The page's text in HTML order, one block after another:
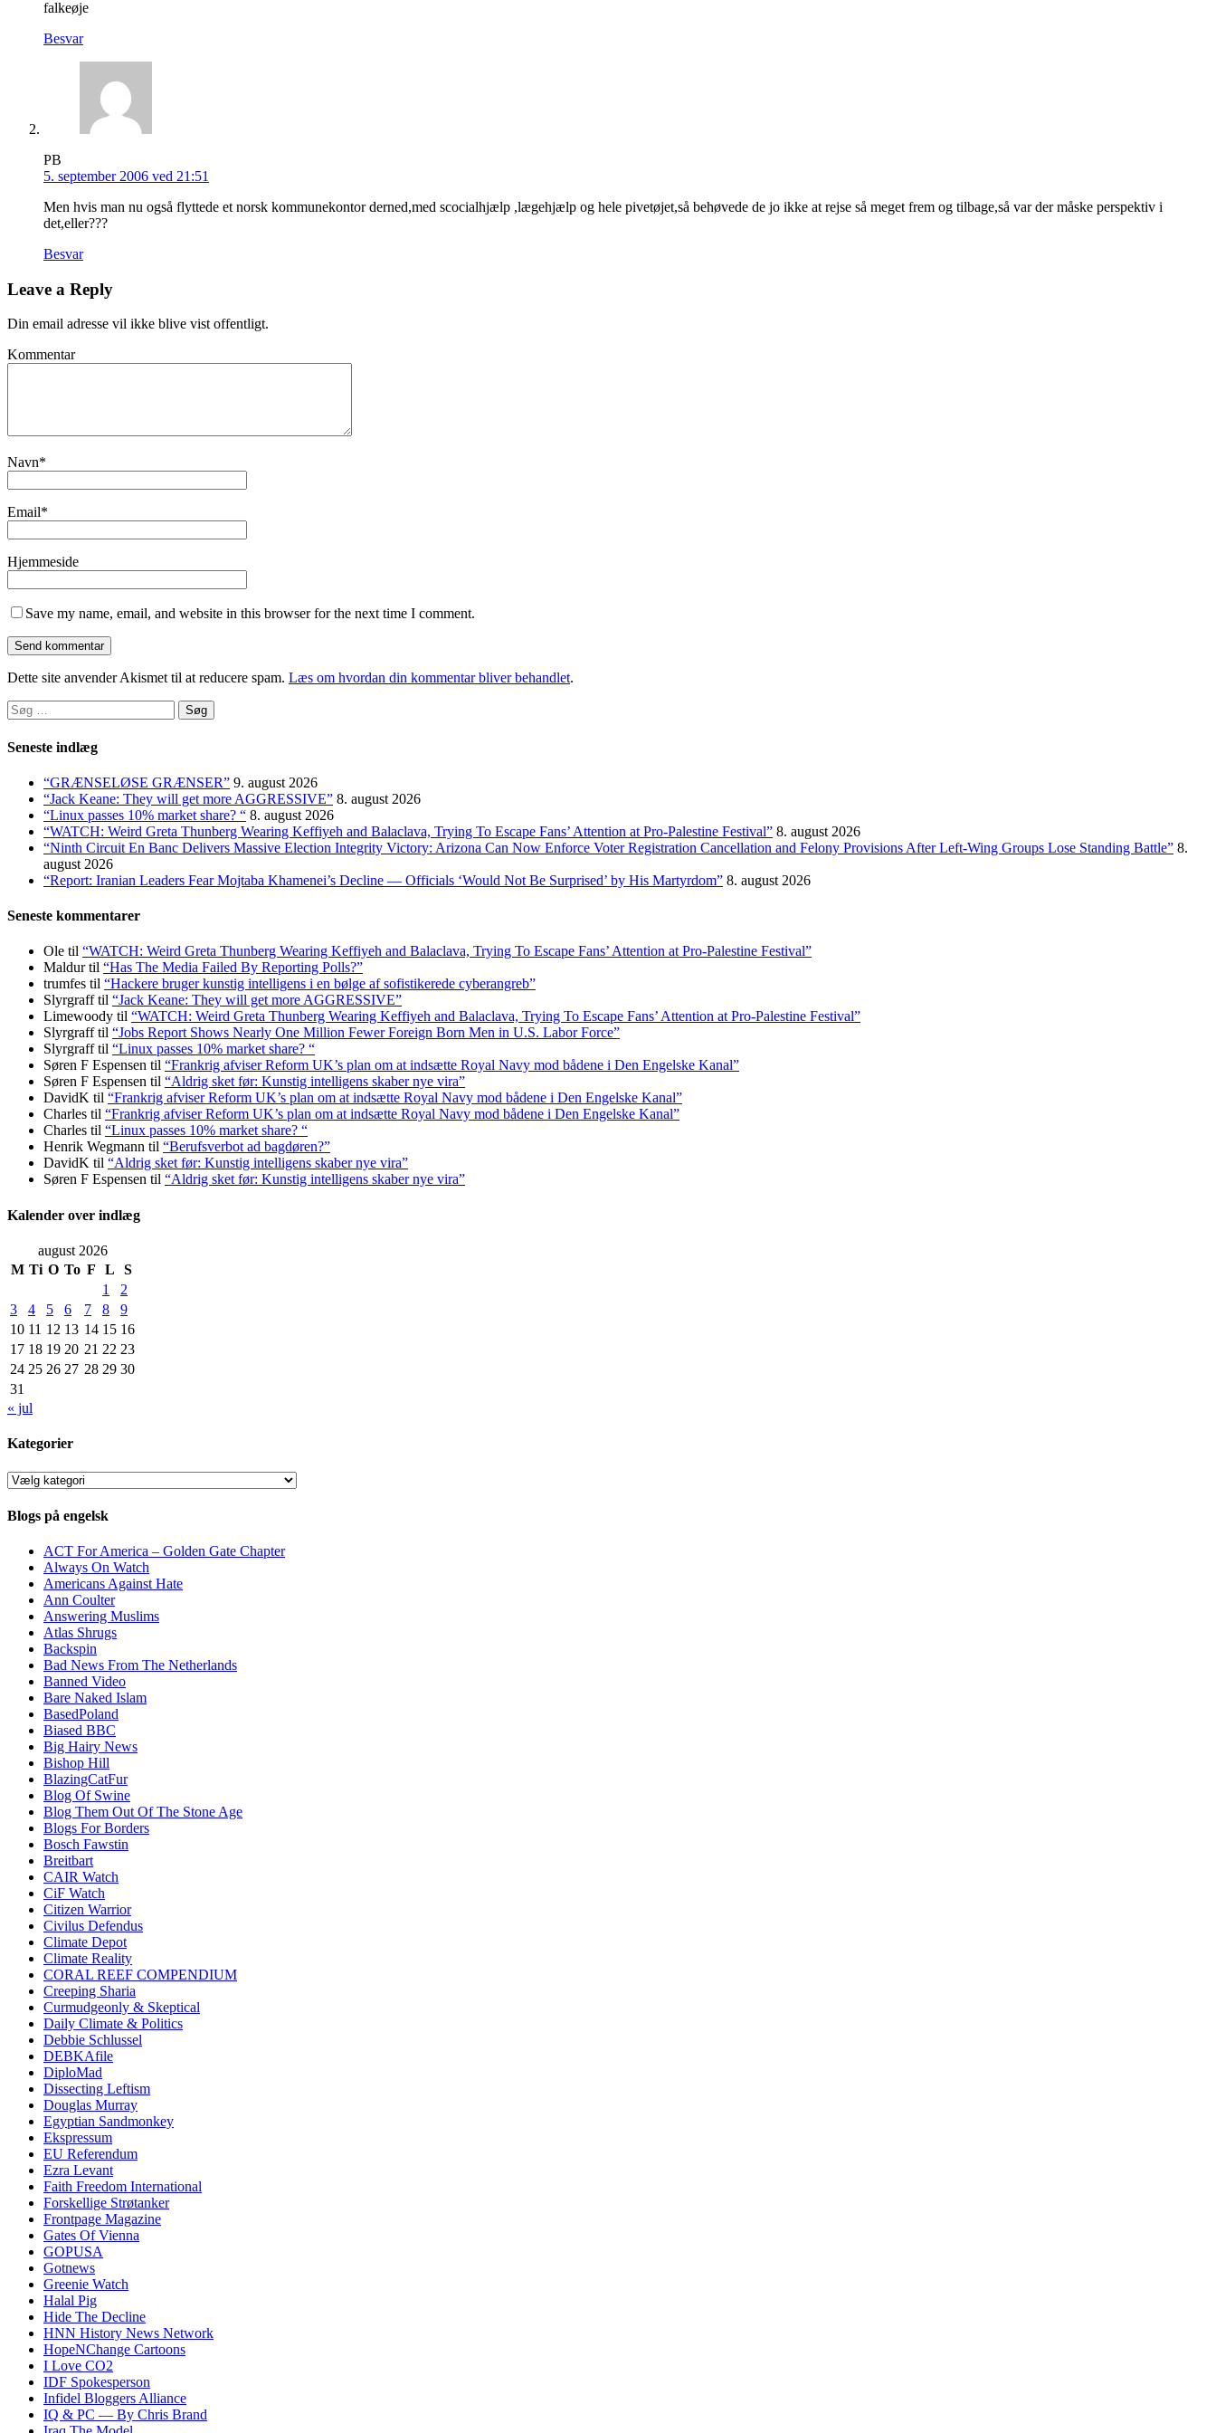
falkeøje
Besvar
PB
5. september 2006 ved 21:51
Men hvis man nu også flyttede et norsk kommunekontor derned,med scocialhjælp ,lægehjælp og hele pivetøjet,så behøvede de jo ikke at rejse så meget frem og tilbage,så var der måske perspektiv i
det,eller???
Besvar
Leave a Reply
Din email adresse vil ikke blive vist offentligt.
Kommentar
Navn*
Email*
Hjemmeside
Save my name, email, and website in this browser for the next time I comment.
Dette site anvender Akismet til at reducere spam. Læs om hvordan din kommentar bliver behandlet.
Søg
efter:
Seneste indlæg
“GRÆNSELØSE GRÆNSER” 9. august 2026
“Jack Keane: They will get more AGGRESSIVE” 8. august 2026
“Linux passes 10% market share? “ 8. august 2026
“WATCH: Weird Greta Thunberg Wearing Keffiyeh and Balaclava, Trying To Escape Fans’ Attention at Pro-Palestine Festival” 8. august 2026
“Ninth Circuit En Banc Delivers Massive Election Integrity Victory: Arizona Can Now Enforce Voter Registration Cancellation and Felony Provisions After Left-Wing Groups Lose Standing Battle” 8.
august 2026
“Report: Iranian Leaders Fear Mojtaba Khamenei’s Decline — Officials ‘Would Not Be Surprised’ by His Martyrdom” 8. august 2026
Seneste kommentarer
Ole til “WATCH: Weird Greta Thunberg Wearing Keffiyeh and Balaclava, Trying To Escape Fans’ Attention at Pro-Palestine Festival”
Maldurtil “Has The Media Failed By Reporting Polls?”
trumfes til “Hackere bruger kunstig intelligens i en bølge af sofistikerede cyberangreb”
Slyrgrafftil “Jack Keane: They will get more AGGRESSIVE”
Limewoody til “WATCH: Weird Greta Thunberg Wearing Keffiyeh and Balaclava, Trying To Escape Fans’ Attention at Pro-Palestine Festival”
Slyrgrafftil “Jobs Report Shows Nearly One Million Fewer Foreign Born Men in U.S. Labor Force”
Slyrgrafftil “Linux passes 10% market share? “
Søren F Espensen til “Frankrig afviser Reform UK’s plan om at indsætte Royal Navy mod bådene i Den Engelske Kanal”
Søren F Espensen til “Aldrig sket før: Kunstig intelligens skaber nye vira”
DavidK til “Frankrig afviser Reform UK’s plan om at indsætte Royal Navy mod bådene i Den Engelske Kanal”
Charles til “Frankrig afviser Reform UK’s plan om at indsætte Royal Navy mod bådene i Den Engelske Kanal”
Charles til “Linux passes 10% market share? “
Henrik Wegmann til “Berufsverbot ad bagdøren?”
DavidK til “Aldrig sket før: Kunstig intelligens skaber nye vira”
Søren F Espensen til “Aldrig sket før: Kunstig intelligens skaber nye vira”
Kalender over indlæg
august 2026
M Ti O To F L
S
1
2
3
4 5 6 7 8
9
10 11 12 13 14 15 16
17 18 19 20 21 22 23
24 25 26 27 28 29 30
31
« jul
Kategorier
Kategorier
Blogs på engelsk
ACT For America – Golden Gate Chapter
Always On Watch
Americans Against Hate
Ann Coulter
Answering Muslims
Atlas Shrugs
Backspin
Bad News From The Netherlands
Banned Video
Bare Naked Islam
BasedPoland
Biased BBC
Big Hairy News
Bishop Hill
BlazingCatFur
Blog Of Swine
Blog Them Out Of The Stone Age
Blogs For Borders
Bosch Fawstin
Breitbart
CAIR Watch
CiF Watch
Citizen Warrior
Civilus Defendus
Climate Depot
Climate Reality
CORAL REEF COMPENDIUM
Creeping Sharia
Curmudgeonly & Skeptical
Daily Climate & Politics
Debbie Schlussel
DEBKAfile
DiploMad
Dissecting Leftism
Douglas Murray
Egyptian Sandmonkey
Ekspressum
EU Referendum
Ezra Levant
Faith Freedom International
Forskellige Strøtanker
Frontpage Magazine
Gates Of Vienna
GOPUSA
Gotnews
Greenie Watch
Halal Pig
Hide The Decline
HNN History News Network
HopeNChange Cartoons
I Love CO2
IDF Spokesperson
Infidel Bloggers Alliance
IQ & PC — By Chris Brand